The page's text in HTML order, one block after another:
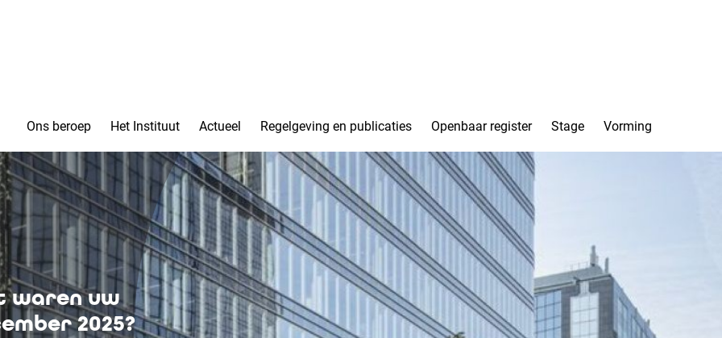
Ons beroep Het Instituut Actueel Regelgeving en publicaties Openbaar register Stage Vorming
waren uw
2025?